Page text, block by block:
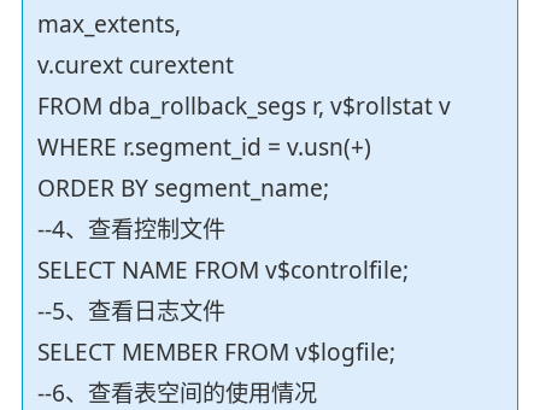
max_extents,
v.curext curextent
FROM dba_rollback_segs r, v$rollstat v
WHERE r.segment_id = v.usn(+)
ORDER BY segment_name;
--4、查看控制文件
SELECT NAME FROM v$controlfile;
--5、查看日志文件
SELECT MEMBER FROM v$logfile;
--6、查看表空间的使用情况